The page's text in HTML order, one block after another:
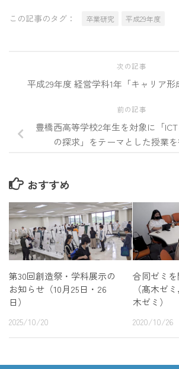
この記事のタグ： 卒業研究 平成29年度
次の記事
平成29年度 経営学科1年「キャリア
前の記事
豊橋西高等学校2年生を対象に「
の探求」をテーマとした授業
おすすめ
第30回創造祭・学科展示の
お知らせ（10月25日・26
日）
2025/10/20
合同ゼミを
（髙木ゼ
木ゼミ）
2020/10/26